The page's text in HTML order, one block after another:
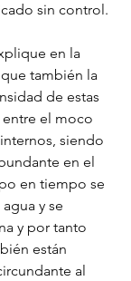
sin control.
en la
también la
de estas
entre el moco
siendo
en el
en tiempo se
y se
y por tanto
están
al